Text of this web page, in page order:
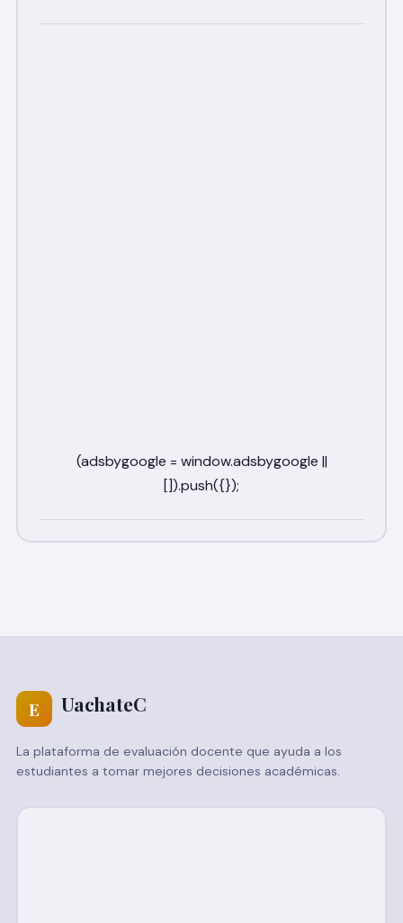
E UachateC
La plataforma de evaluación docente que ayuda a los
estudiantes a tomar mejores decisiones académicas.